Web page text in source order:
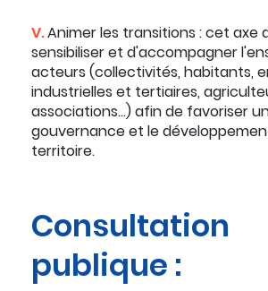
V.Animer les transitions : cet axe
sensibiliser et d'accompagner
acteurs (collectivités, habitants,
industrielles et tertiaires,
associations…) afin de favoriser
gouvernance et le
territoire.
Consultation
publique :